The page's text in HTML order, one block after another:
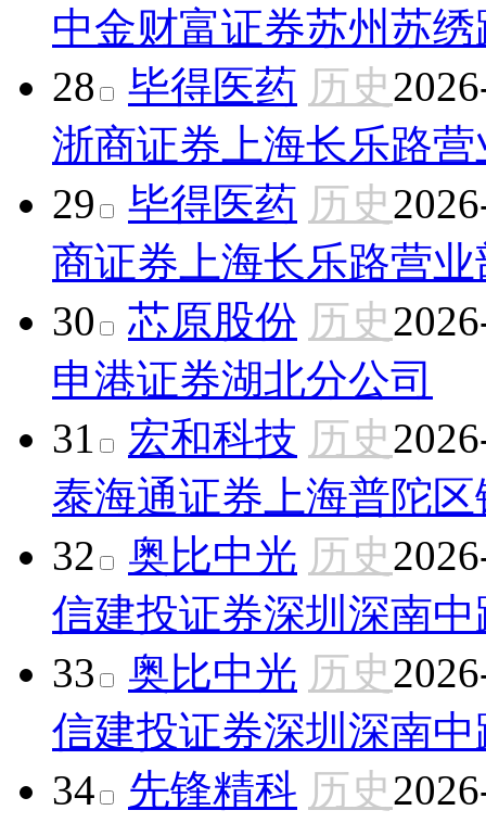
中金财富证券苏州苏
28
毕得医药 历史
浙商证券上海长乐路营
29
毕得医药 历史
商证券上海长乐路营业
30
芯原股份 历史
申港证券湖北分公司
31
宏和科技 历史
泰海通证券上海普陀
32
奥比中光 历史
信建投证券深圳深南
33
奥比中光 历史
信建投证券深圳深南
34
先锋精科 历史